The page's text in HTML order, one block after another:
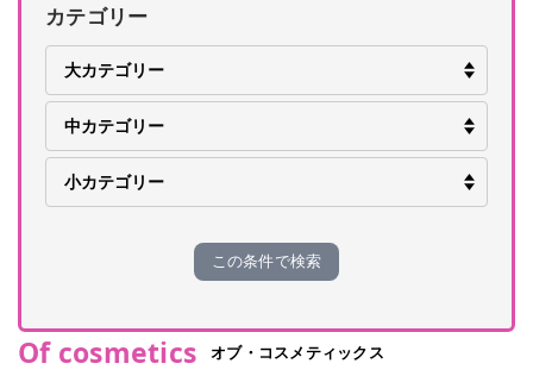
カテゴリー
この条件で検索
Of cosmetics オブ・コスメティックス